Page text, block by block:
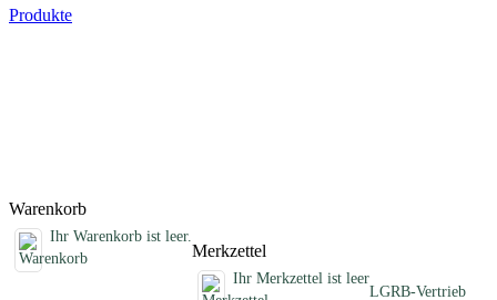
Produkte
Warenkorb
Ihr Warenkorb ist leer.
Merkzettel
Ihr Merkzettel ist leer
LGRB-Vertrieb